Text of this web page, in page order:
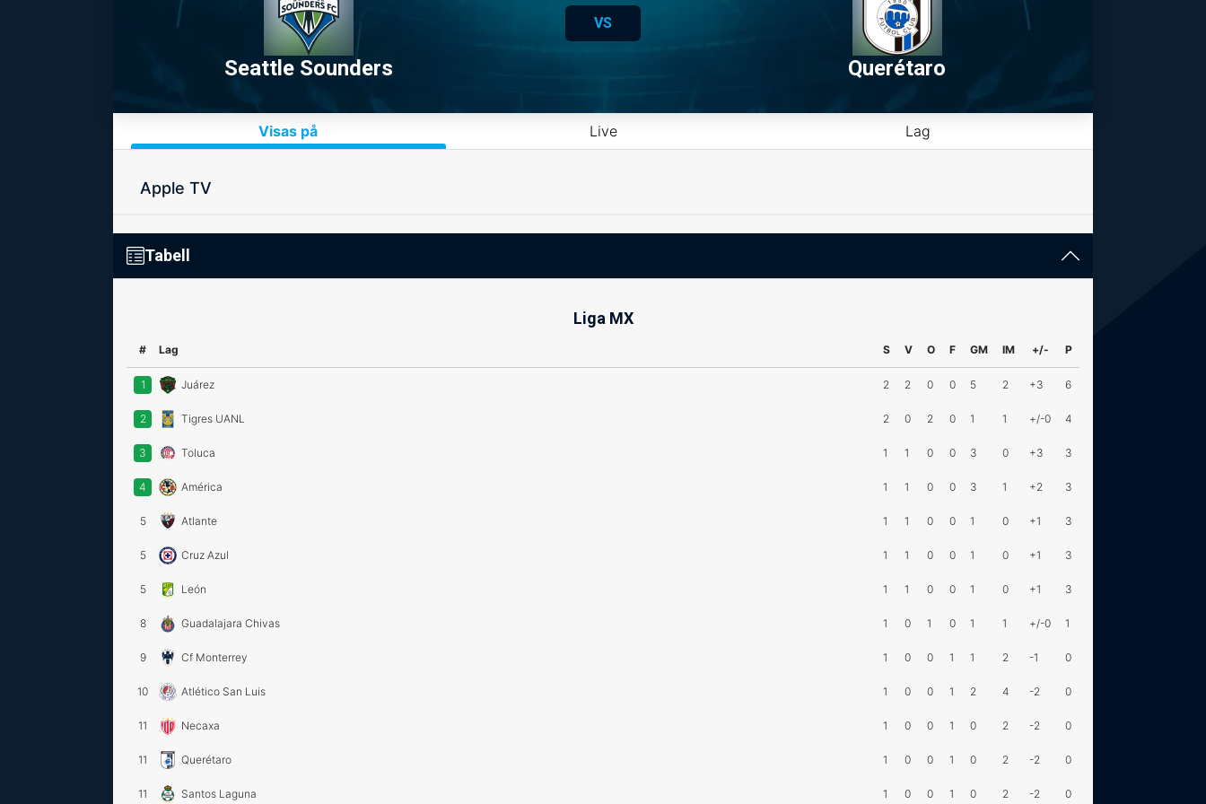
Seattle Sounders
VS
Querétaro
Visas på Live Lag
Apple TV
Tabell
Liga MX
# Lag S V O F GM IM +/- P
1 Juárez 2 2 0 0 5 2 +3 6
2 Tigres UANL 2 0 2 0 1 1 +/-0 4
3 Toluca 1 1 0 0 3 0 +3 3
4 América 1 1 0 0 3 1 +2 3
5 Atlante 1 1 0 0 1 0 +1 3
5 Cruz Azul 1 1 0 0 1 0 +1 3
5 León 1 1 0 0 1 0 +1 3
8 Guadalajara Chivas 1 0 1 0 1 1 +/-0 1
9 Cf Monterrey 1 0 0 1 1 2 -1 0
10 Atlético San Luis 1 0 0 1 2 4 -2 0
11 Necaxa 1 0 0 1 0 2 -2 0
11 Querétaro 1 0 0 1 0 2 -2 0
11 Santos Laguna 1 0 0 1 0 2 -2 0